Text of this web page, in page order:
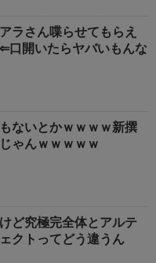
ラさん喋らせてもらえ
口開いたらヤバいもんな
ないとかｗｗｗｗ新撰
ゃんｗｗｗｗｗ
ど究極完全体とアルテ
クトってどう違うん